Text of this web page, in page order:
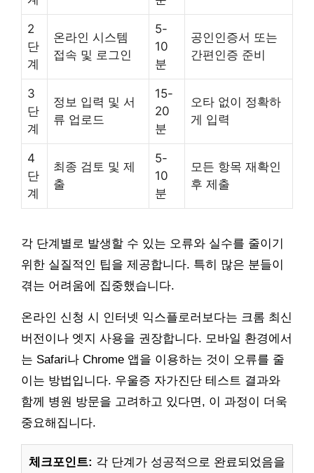
2
단
계
온라인 시스템
접속 및 로그인
5-
10
분
공인인증서 또는
간편인증 준비
3
단
계
정보 입력 및 서
류 업로드
15-
20
분
오타 없이 정확하
게 입력
4
단
계
최종 검토 및 제
출
5-
10
분
모든 항목 재확인
후 제출
각 단계별로 발생할 수 있는 오류와 실수를 줄이기
위한 실질적인 팁을 제공합니다. 특히 많은 분들이
겪는 어려움에 집중했습니다.
온라인 신청 시 인터넷 익스플로러보다는 크롬 최신
버전이나 엣지 사용을 권장합니다. 모바일 환경에서
는 Safari나 Chrome 앱을 이용하는 것이 오류를 줄
이는 방법입니다. 우울증 자가진단 테스트 결과와
함께 병원 방문을 고려하고 있다면, 이 과정이 더욱
중요해집니다.
체크포인트: 각 단계가 성공적으로 완료되었음을